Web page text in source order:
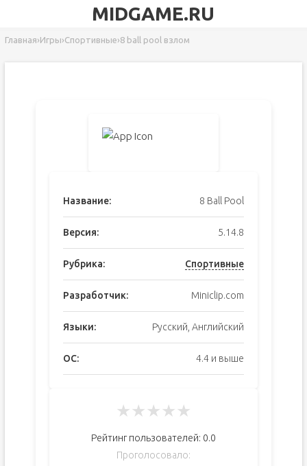
MIDGAME.RU
Главная›Игры›Спортивные›8 ball pool взлом
Название: 8 Ball Pool
Версия: 5.14.8
Рубрика: Спортивные
Разработчик: Miniclip.com
Языки: Русский, Английский
ОС: 4.4 и выше
★★★★★
Рейтинг пользователей: 0.0
Проголосовало: